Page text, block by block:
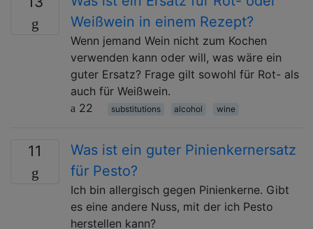
Weißwein in einem Rezept?
Wenn jemand Wein nicht zum Kochen
verwenden kann oder will, was wäre ein
guter Ersatz? Frage gilt sowohl für Rot- als
auch für Weißwein.
22
substitutions alcohol wine
11
Was ist ein guter Pinienkernersatz
für Pesto?
Ich bin allergisch gegen Pinienkerne. Gibt
es eine andere Nuss, mit der ich Pesto
herstellen kann?